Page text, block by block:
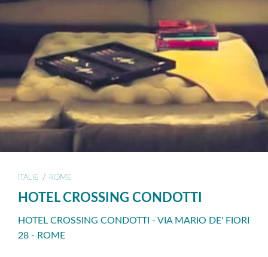
ITALIE / ROME
HOTEL CROSSING CONDOTTI
HOTEL CROSSING CONDOTTI - VIA MARIO DE' FIORI
28 - ROME